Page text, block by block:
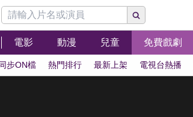
電影 動漫 兒童 免費戲劇
步ON檔 熱門排行 最新上架 電視台熱播